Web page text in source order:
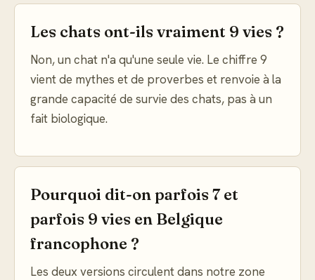
Les chats ont-ils vraiment 9 vies ?
Non, un chat n'a qu'une seule vie. Le chiffre 9
vient de mythes et de proverbes et renvoie à la
grande capacité de survie des chats, pas à un
fait biologique.
Pourquoi dit-on parfois 7 et
parfois 9 vies en Belgique
francophone ?
Les deux versions circulent dans notre zone